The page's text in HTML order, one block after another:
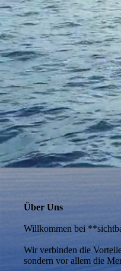
Über Uns
Willkommen bei
Wir verbinden die
sondern vor allem die